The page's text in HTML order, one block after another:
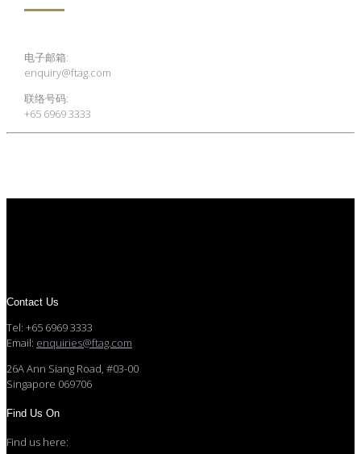
电子邮箱:
enquiry@ftag.com
联络号码:
+65 6969 3333
Contact Us
Tel: +65 6969 3333
Email: enquiries@ftag.com
26A Ann Siang Road, #03-00
Singapore 069706
Find Us On
Find us here: